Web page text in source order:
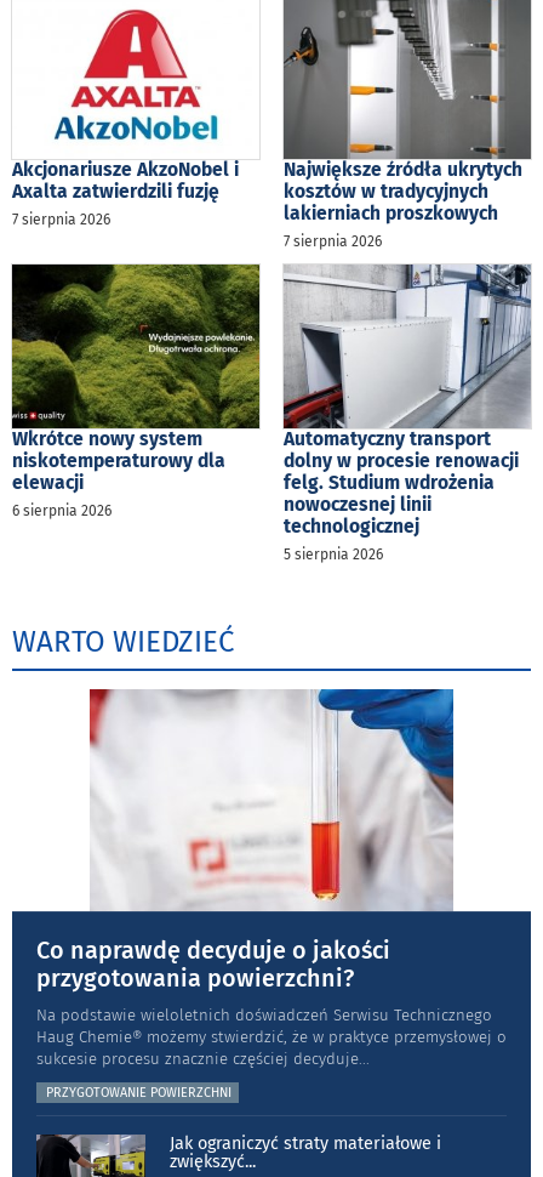
Akcjonariusze AkzoNobel i
Axalta zatwierdzili fuzję
7 sierpnia 2026
Największe źródła ukrytych
kosztów w tradycyjnych
lakierniach proszkowych
7 sierpnia 2026
Wkrótce nowy system
niskotemperaturowy dla
elewacji
6 sierpnia 2026
Automatyczny transport
dolny w procesie renowacji
felg. Studium wdrożenia
nowoczesnej linii
technologicznej
5 sierpnia 2026
WARTO WIEDZIEĆ
Co naprawdę decyduje o jakości
przygotowania powierzchni?
Na podstawie wieloletnich doświadczeń Serwisu Technicznego
Haug Chemie® możemy stwierdzić, że w praktyce przemysłowej o
sukcesie procesu znacznie częściej decyduje...
PRZYGOTOWANIE POWIERZCHNI
Jak ograniczyć straty materiałowe i
zwiększyć...